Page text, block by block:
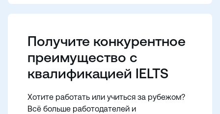
Получите конкурентное
преимущество с
квалификацией IELTS
Хотите работать или учиться за рубежом?
Всё больше работодателей и